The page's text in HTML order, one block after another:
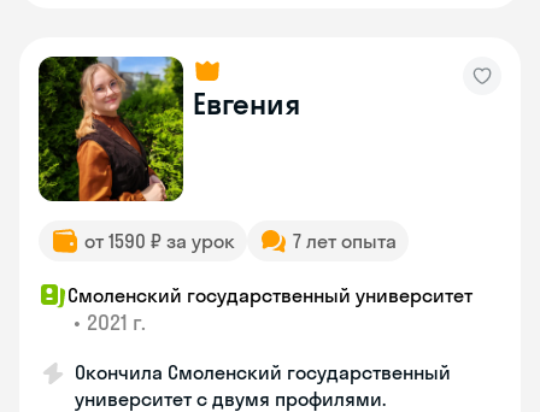
Евгения
от 1590 ₽ за урок 7 лет опыта
Смоленский государственный университет
• 2021 г.
Окончила Смоленский государственный
университет с двумя профилями.